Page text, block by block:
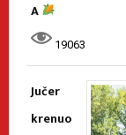
A
19063
Jučer
krenuo